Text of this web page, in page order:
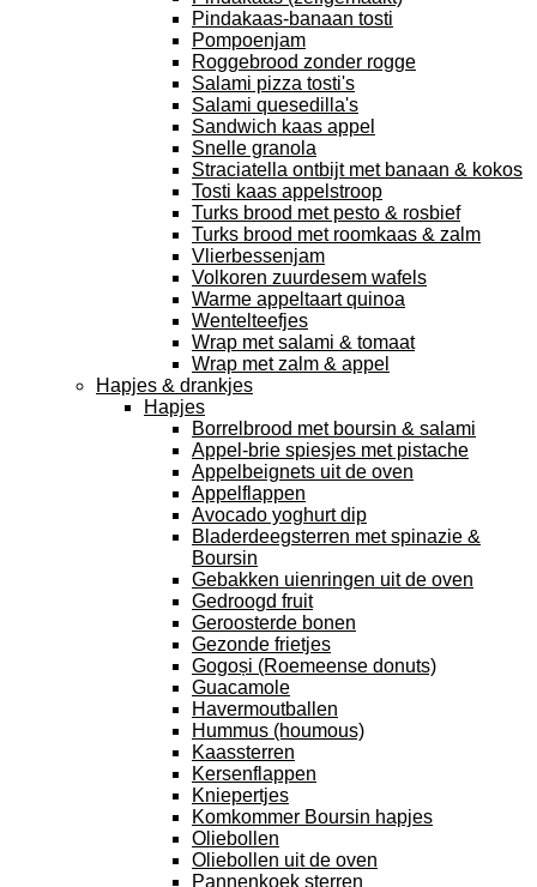
Pindakaas-banaan tosti
Pompoenjam
Roggebrood zonder rogge
Salami pizza tosti's
Salami quesedilla's
Sandwich kaas appel
Snelle granola
Straciatella ontbijt met banaan & kokos
Tosti kaas appelstroop
Turks brood met pesto & rosbief
Turks brood met roomkaas & zalm
Vlierbessenjam
Volkoren zuurdesem wafels
Warme appeltaart quinoa
Wentelteefjes
Wrap met salami & tomaat
Wrap met zalm & appel
Hapjes & drankjes
Hapjes
Borrelbrood met boursin & salami
Appel-brie spiesjes met pistache
Appelbeignets uit de oven
Appelflappen
Avocado yoghurt dip
Bladerdeegsterren met spinazie &
Boursin
Gebakken uienringen uit de oven
Gedroogd fruit
Geroosterde bonen
Gezonde frietjes
Gogoși (Roemeense donuts)
Guacamole
Havermoutballen
Hummus (houmous)
Kaassterren
Kersenflappen
Kniepertjes
Komkommer Boursin hapjes
Oliebollen
Oliebollen uit de oven
Pannenkoek sterren